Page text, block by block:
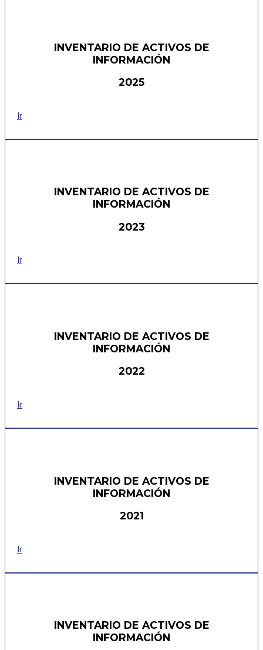
INVENTARIO DE ACTIVOS DE
INFORMACIÓN
2025
Ir
INVENTARIO DE ACTIVOS DE
INFORMACIÓN
2023
Ir
INVENTARIO DE ACTIVOS DE
INFORMACIÓN
2022
Ir
INVENTARIO DE ACTIVOS DE
INFORMACIÓN
2021
Ir
INVENTARIO DE ACTIVOS DE
INFORMACIÓN